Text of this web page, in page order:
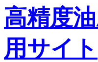
高精度
用サイト